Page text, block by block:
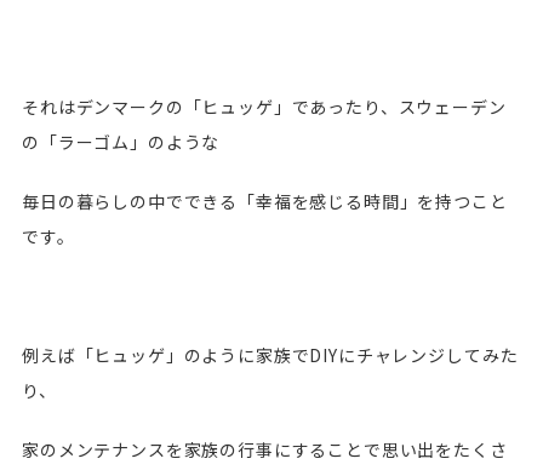
それはデンマークの「ヒュッゲ」であったり、スウェーデン
の「ラーゴム」のような
毎日の暮らしの中でできる「幸福を感じる時間」を持つこと
です。
例えば「ヒュッゲ」のように家族でDIYにチャレンジしてみた
り、
家のメンテナンスを家族の行事にすることで思い出をたくさ